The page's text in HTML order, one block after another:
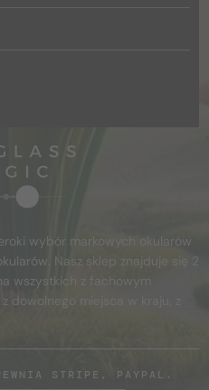
wybór markowych okularów
Nasz sklep znajduje się 2
wszystkich z fachowym
dowolnego miejsca w kraju, z
STRIPE, PAYPAL.